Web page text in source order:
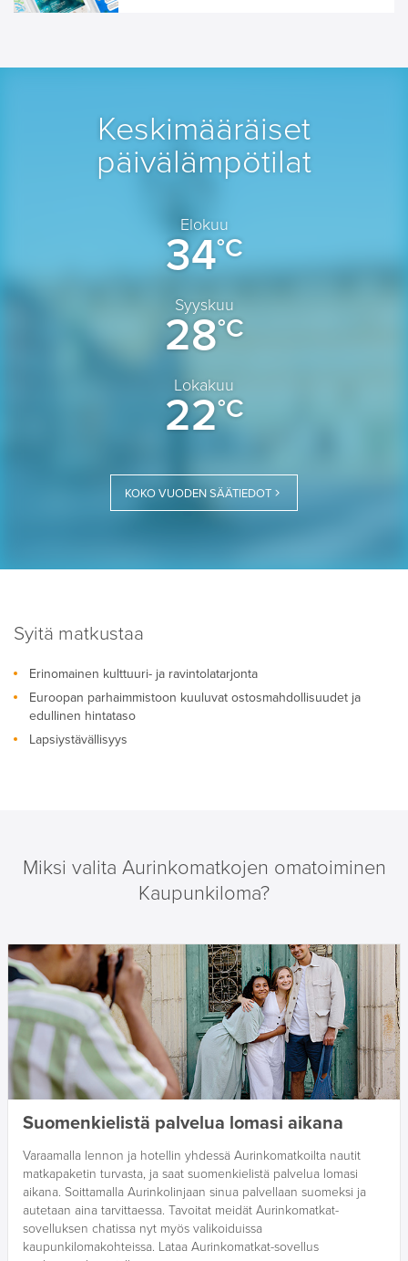
Keskimääräiset
päivälämpötilat
Elokuu
34°C
Syyskuu
28°C
Lokakuu
22°C
KOKO VUODEN SÄÄTIEDOT
Syitä matkustaa
Erinomainen kulttuuri- ja ravintolatarjonta
Euroopan parhaimmistoon kuuluvat ostosmahdollisuudet ja
edullinen hintataso
Lapsiystävällisyys
Miksi valita Aurinkomatkojen omatoiminen
Kaupunkiloma?
Suomenkielistä palvelua lomasi aikana
Varaamalla lennon ja hotellin yhdessä Aurinkomatkoilta nautit
matkapaketin turvasta, ja saat suomenkielistä palvelua lomasi
aikana. Soittamalla Aurinkolinjaan sinua palvellaan suomeksi ja
autetaan aina tarvittaessa. Tavoitat meidät Aurinkomatkat-
sovelluksen chatissa nyt myös valikoiduissa
kaupunkilomakohteissa. Lataa Aurinkomatkat-sovellus